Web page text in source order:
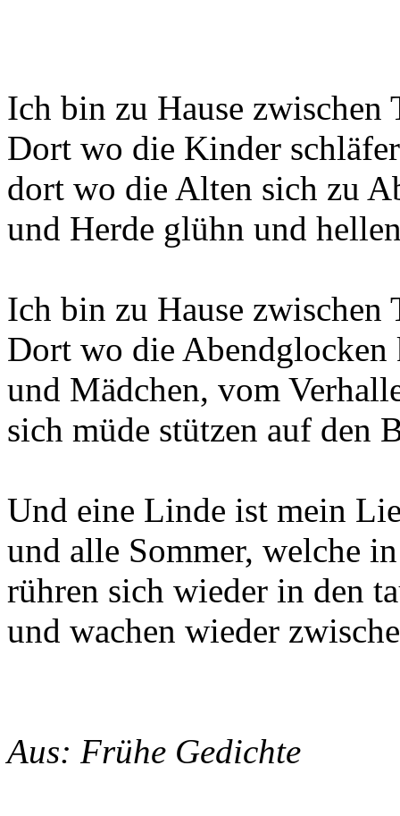
Ich bin zu Hause zwischen
Dort wo die Kinder
dort wo die Alten sich zu
und Herde glühn und
Ich bin zu Hause zwischen
Dort wo die Abendglocken
und Mädchen, vom
sich müde stützen auf den
Und eine Linde ist mein
und alle Sommer, welche
rühren sich wieder in den
und wachen wieder
Aus: Frühe Gedichte